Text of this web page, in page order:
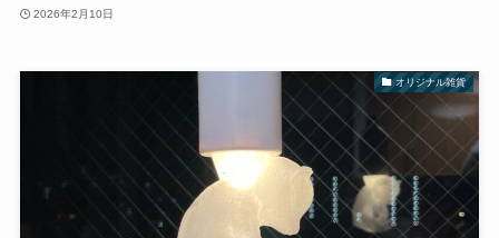
2026年2月10日
オリジナル雑貨